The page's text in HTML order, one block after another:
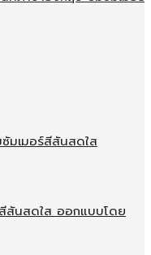
สันสดใส ออกแบบโดย